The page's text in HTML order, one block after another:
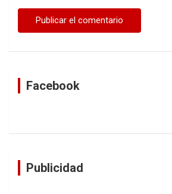
Facebook
Publicidad